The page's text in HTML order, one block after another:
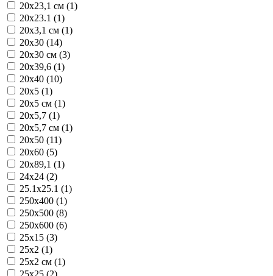
20x23,1 см (1)
20x23.1 (1)
20x3,1 см (1)
20x30 (14)
20x30 см (3)
20x39,6 (1)
20x40 (10)
20x5 (1)
20x5 см (1)
20x5,7 (1)
20x5,7 см (1)
20x50 (11)
20x60 (5)
20x89,1 (1)
24x24 (2)
25.1x25.1 (1)
250x400 (1)
250x500 (8)
250x600 (6)
25x15 (3)
25x2 (1)
25x2 см (1)
25x25 (2)